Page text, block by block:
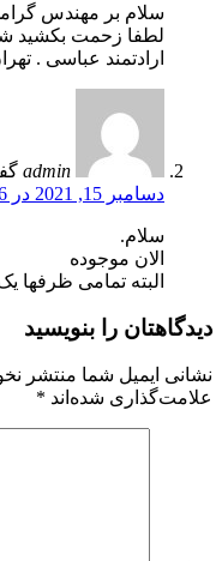
سلام بر مهندس
لطفا زحمت بکشید
ارادتمند عباسی .
admin
دسامبر 15, 2021 در 12:16
سلام.
الان موجوده
البته تمامی ظرفها
دیدگاهتان را بنویسید
نشانی ایمیل شما منتشر
علامت‌گذاری شده‌اند *